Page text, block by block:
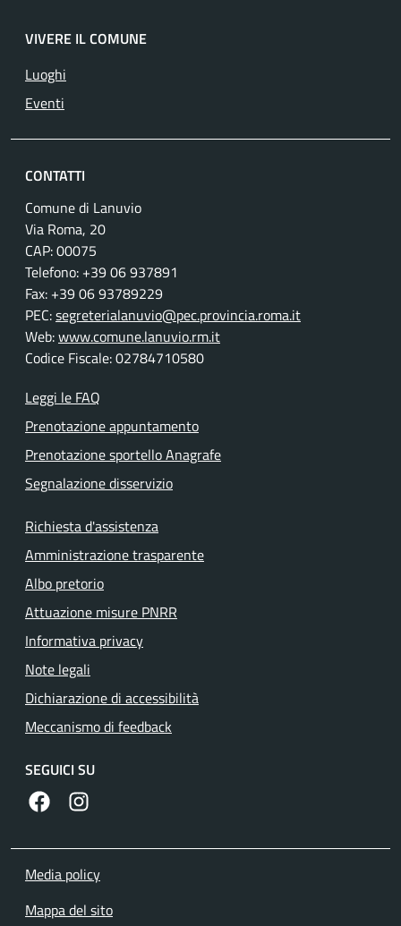
VIVERE IL COMUNE
Luoghi
Eventi
CONTATTI
Comune di Lanuvio
Via Roma, 20
CAP: 00075
Telefono: +39 06 937891
Fax: +39 06 93789229
PEC:segreterialanuvio@pec.provincia.roma.it
Web:www.comune.lanuvio.rm.it
Codice Fiscale: 02784710580
Leggi le FAQ
Prenotazione appuntamento
Prenotazione sportello Anagrafe
Segnalazione disservizio
Richiesta d'assistenza
Amministrazione trasparente
Albo pretorio
Attuazione misure PNRR
Informativa privacy
Note legali
Dichiarazione di accessibilità
Meccanismo di feedback
SEGUICI SU
https://www.facebook.com/comunedilanuvio/
Media policy
Mappa del sito